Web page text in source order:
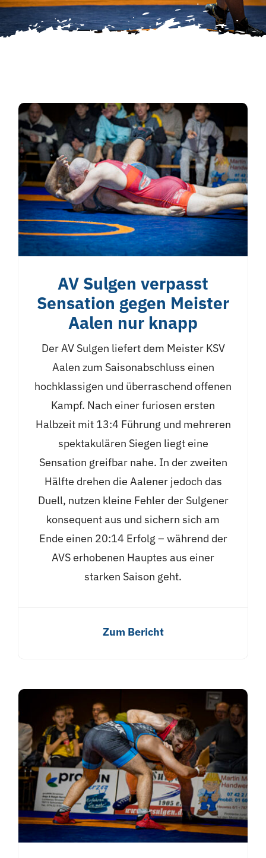
AV Sulgen verpasst
Sensation gegen Meister
Aalen nur knapp
Der AV Sulgen liefert dem Meister KSV
Aalen zum Saisonabschluss einen
hochklassigen und überraschend offenen
Kampf. Nach einer furiosen ersten
Halbzeit mit 13:4 Führung und mehreren
spektakulären Siegen liegt eine
Sensation greifbar nahe. In der zweiten
Hälfte drehen die Aalener jedoch das
Duell, nutzen kleine Fehler der Sulgener
konsequent aus und sichern sich am
Ende einen 20:14 Erfolg – während der
AVS erhobenen Hauptes aus einer
starken Saison geht.
Zum Bericht